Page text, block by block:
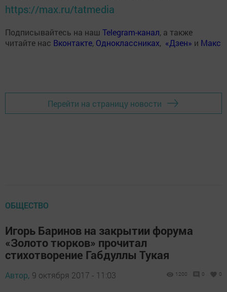
https://max.ru/tatmedia
Подписывайтесь на наш Telegram-канал, а также
читайте нас Вконтакте, Одноклассниках, «Дзен» и Макс
Перейти на страницу новости
ОБЩЕСТВО
Игорь Баринов на закрытии форума
«Золото тюрков» прочитал
стихотворение Габдуллы Тукая
Автор, 9 октября 2017 - 11:03 1200 0 0